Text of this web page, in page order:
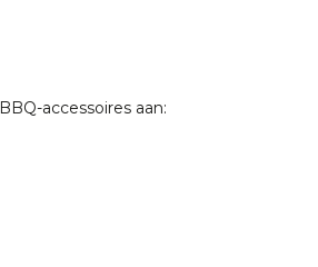
accessoires aan: